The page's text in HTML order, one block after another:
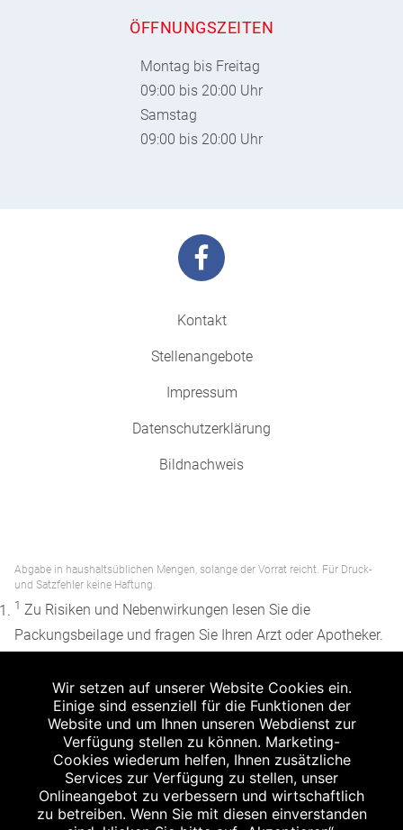
ÖFFNUNGSZEITEN
Montag bis Freitag
09:00 bis 20:00 Uhr
Samstag
09:00 bis 20:00 Uhr
Kontakt
Stellenangebote
Impressum
Datenschutzerklärung
Bildnachweis
Abgabe in haushaltsüblichen Mengen, solange der Vorrat reicht. Für Druck-
und Satzfehler keine Haftung.
1 Zu Risiken und Nebenwirkungen lesen Sie die
Packungsbeilage und fragen Sie Ihren Arzt oder Apotheker.
Apothekenerstattungspreis (AEP). Der AEP ist keine
unverbindliche Preisempfehlung der Hersteller. Der AEP ist
ein von den Apotheken in Ansatz gebrachter Preis für
rezeptfreie Arzneimittel. Er entspricht in der Höhe dem für
Apotheken verbindlichen Abgabepreis, zu dem eine
Apotheke in bestimmten Fällen (z.B. bei Kindern unter 12
Wir setzen auf unserer Website Cookies ein.
Einige sind essenziell für die Funktionen der
Website und um Ihnen unseren Webdienst zur
Verfügung stellen zu können. Marketing-
Cookies wiederum helfen, Ihnen zusätzliche
Services zur Verfügung zu stellen, unser
Onlineangebot zu verbessern und wirtschaftlich
zu betreiben. Wenn Sie mit diesen einverstanden